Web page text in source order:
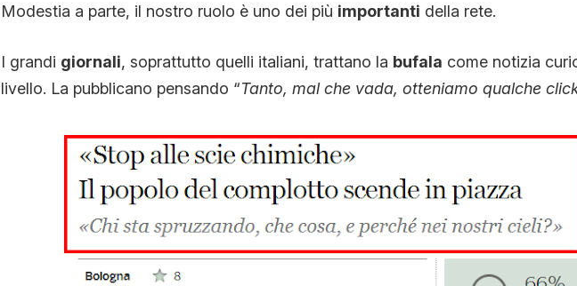
Modestia a parte, il nostro ruolo è uno dei più importanti della rete.
I grandi giornali, soprattutto quelli italiani, trattano la bufala come notizia
livello. La pubblicano pensando “Tanto, mal che vada, otteniamo qualche